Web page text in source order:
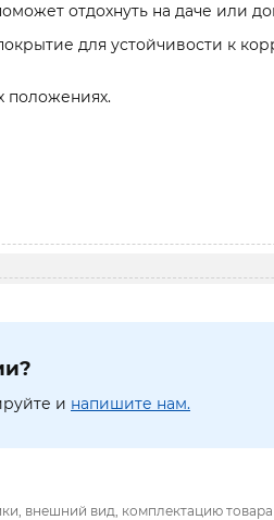
отдохнуть на даче или
для устойчивости к
положениях.
и напишите нам.
внешний вид, комплектацию